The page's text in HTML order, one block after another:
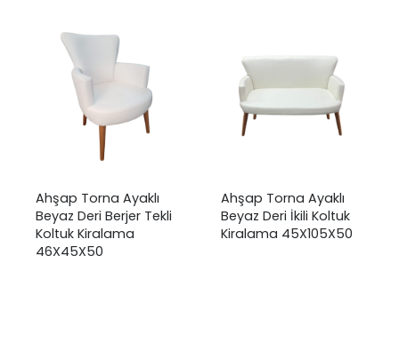
Ahşap Torna Ayaklı
Beyaz Deri Berjer Tekli
Koltuk Kiralama
46X45X50
Ahşap Torna Ayaklı
Beyaz Deri İkili Koltuk
Kiralama 45X105X50